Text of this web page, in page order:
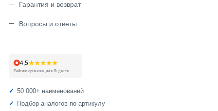
Гарантия и возврат
Вопросы и ответы
4,5★★★★★
Рейтинг организации в Яндексе
50 000+ наименований
Подбор аналогов по артикулу